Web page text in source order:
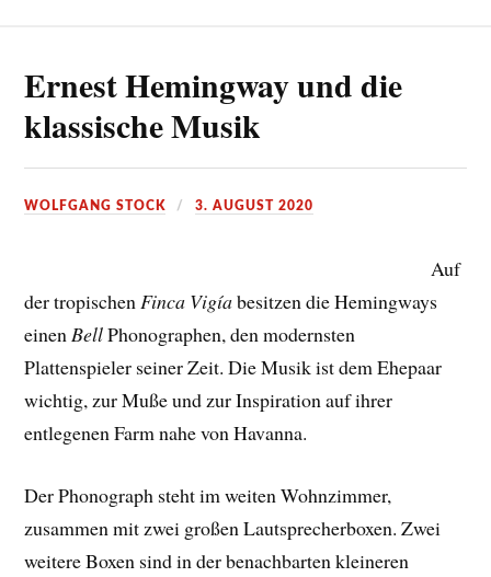
Ernest Hemingway und die
klassische Musik
WOLFGANG STOCK 3. AUGUST 2020
Auf
der tropischenFinca Vigíabesitzen die Hemingways
einenBellPhonographen, den modernsten
Plattenspieler seiner Zeit. Die Musik ist dem Ehepaar
wichtig, zur Muße und zur Inspiration auf ihrer
entlegenen Farm nahe von Havanna.
Der Phonograph steht im weiten Wohnzimmer,
zusammen mit zwei großen Lautsprecherboxen. Zwei
weitere Boxen sind in der benachbarten kleineren